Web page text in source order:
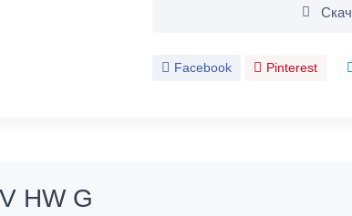
Facebook Pinterest
HW G